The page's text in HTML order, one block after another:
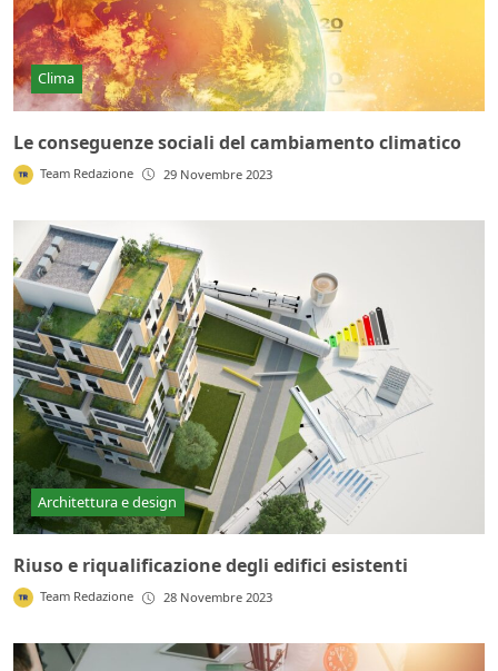
Clima
Le conseguenze sociali del cambiamento climatico
Team Redazione 29 Novembre 2023
Architettura e design
Riuso e riqualificazione degli edifici esistenti
Team Redazione 28 Novembre 2023